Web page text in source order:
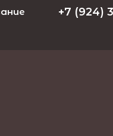
и расходные
+7 (924)